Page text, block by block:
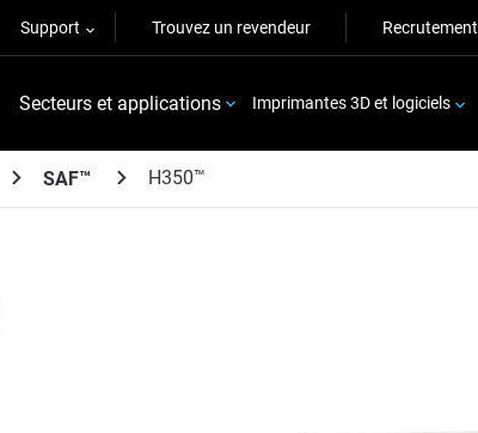
Support Trouvez un revendeur Recrutement
Secteurs et applications Imprimantes 3D et logiciels
SAF™ H350™